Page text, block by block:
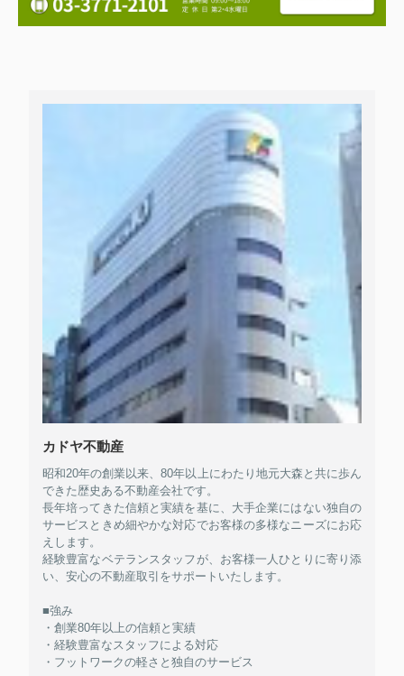
カドヤ不動産
昭和20年の創業以来、80年以上にわたり地元大森と共に歩ん
できた歴史ある不動産会社です。
長年培ってきた信頼と実績を基に、大手企業にはない独自の
サービスときめ細やかな対応でお客様の多様なニーズにお応
えします。
経験豊富なベテランスタッフが、お客様一人ひとりに寄り添
い、安心の不動産取引をサポートいたします。
■強み
・創業80年以上の信頼と実績
・経験豊富なスタッフによる対応
・フットワークの軽さと独自のサービス